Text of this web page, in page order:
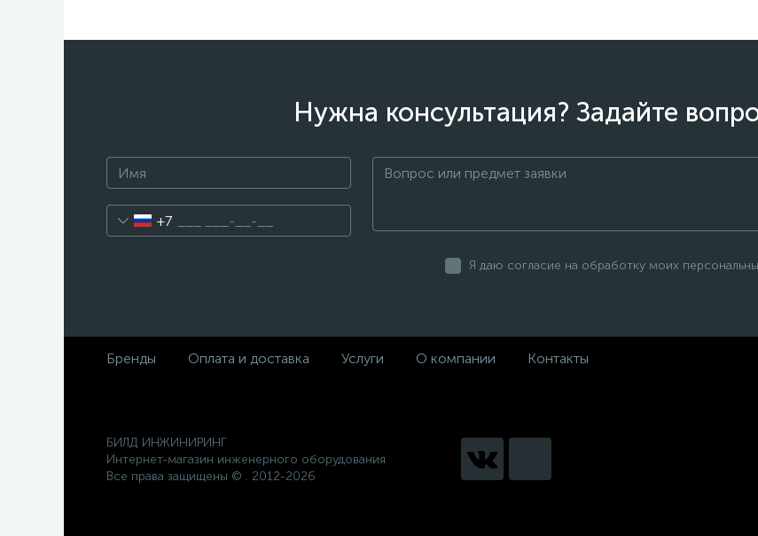
Нужна консультация? Задайте
+7
Я даю согласие на обработку моих
Бренды Оплата и доставка Услуги О компании Контакты
БИЛД ИНЖИНИРИНГ
Интернет-магазин инженерного оборудования
Все права защищены © . 2012-2026